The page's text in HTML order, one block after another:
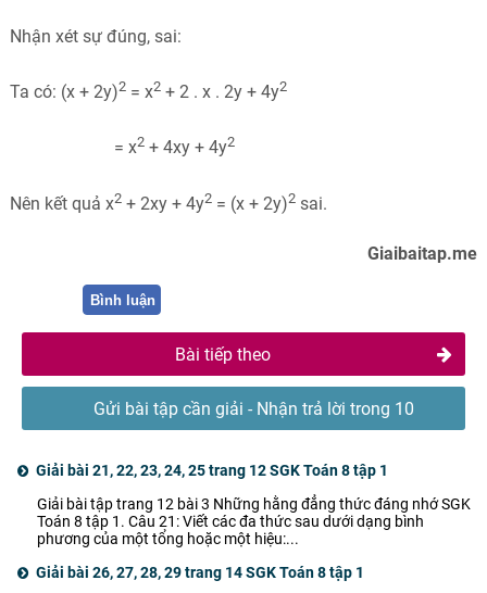
Nhận xét sự đúng, sai:
Ta có: (x + 2y)2= x2+ 2 . x . 2y + 4y2
= x2+ 4xy + 4y2
Nên kết quả x2+ 2xy + 4y2= (x + 2y)2sai.
Giaibaitap.me
Bình luận
Bài tiếp theo
Gửi bài tập cần giải - Nhận trả lời trong 10
Giải bài 21, 22, 23, 24, 25 trang 12 SGK Toán 8 tập 1
Giải bài tập trang 12 bài 3 Những hằng đẳng thức đáng nhớ SGK
Toán 8 tập 1. Câu 21: Viết các đa thức sau dưới dạng bình
phương của một tổng hoặc một hiệu:...
Giải bài 26, 27, 28, 29 trang 14 SGK Toán 8 tập 1